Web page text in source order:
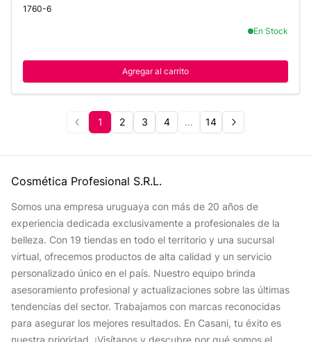
1760-6
En Stock
Agregar al carrito
1 2 3 4 ... 14
Cosmética Profesional S.R.L.
Somos una empresa uruguaya con más de 20 años de
experiencia dedicada exclusivamente a profesionales de la
belleza. Con 19 tiendas en todo el territorio y una sucursal
virtual, ofrecemos productos de alta calidad y un servicio
personalizado único en el país. Nuestro equipo brinda
asesoramiento profesional y actualizaciones sobre las últimas
tendencias del sector. Trabajamos con marcas reconocidas
para asegurar los mejores resultados. En Casani, tu éxito es
nuestra prioridad. ¡Visítanos y descubre por qué somos el